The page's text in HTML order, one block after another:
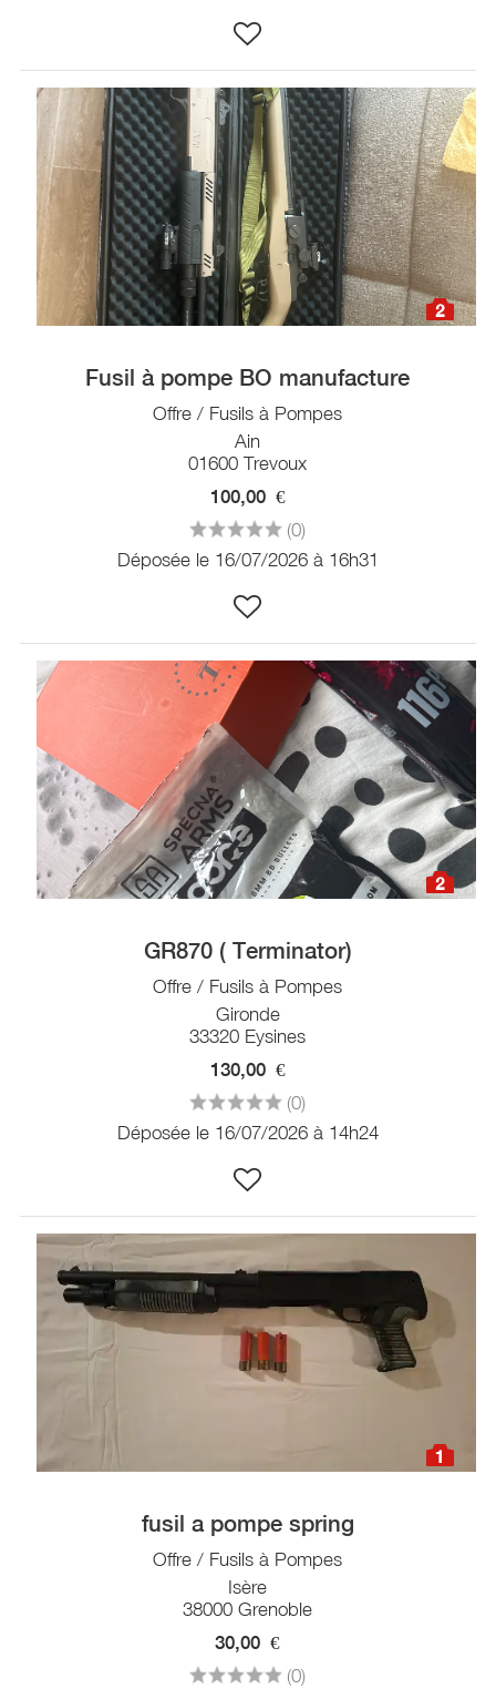
2
Fusil à pompe BO manufacture
Offre / Fusils à Pompes
Ain
01600 Trevoux
100,00 €
(0)
Déposée le 16/07/2026 à 16h31
2
GR870 ( Terminator)
Offre / Fusils à Pompes
Gironde
33320 Eysines
130,00 €
(0)
Déposée le 16/07/2026 à 14h24
1
fusil a pompe spring
Offre / Fusils à Pompes
Isère
38000 Grenoble
30,00 €
(0)